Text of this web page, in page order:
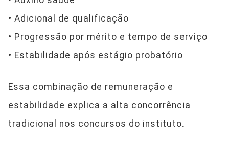
• Adicional de qualificação
• Progressão por mérito e tempo de serviço
• Estabilidade após estágio probatório
Essa combinação de remuneração e
estabilidade explica a alta concorrência
tradicional nos concursos do instituto.